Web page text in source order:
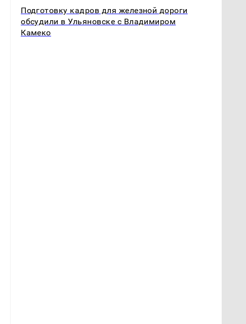
Подготовку кадров для железной дороги
обсудили в Ульяновске с Владимиром
Камеко